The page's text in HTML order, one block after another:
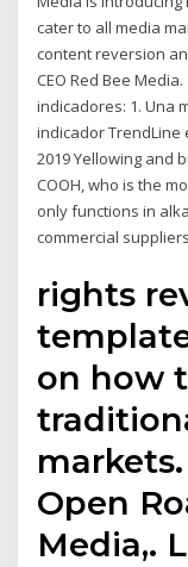
cater to all media
content reversion
CEO Red Bee
indicadores: 1. Una
indicador TrendLine
2019 Yellowing and
COOH, who is the
only functions in
commercial
rights
on how
Open
Media,.